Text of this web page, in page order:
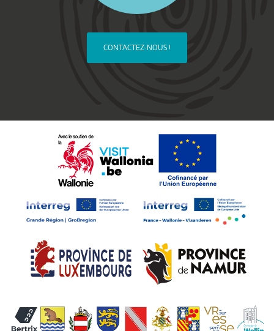
CONTACTEZ-NOUS !